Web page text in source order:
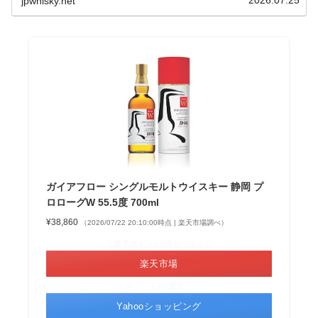
ガイアフロー シングルモルトウイスキー 静岡 プ
ロローグW 55.5度 700ml
¥38,860 （2026/07/22 20:10:00時点 | 楽天市場調べ）
楽天市場
Yahooショッピング